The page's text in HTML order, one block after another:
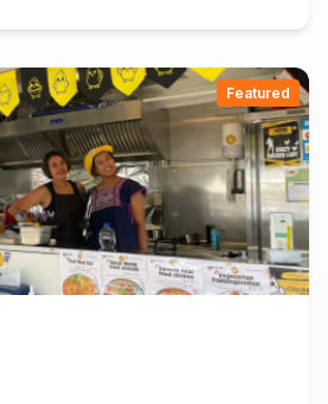
Featured